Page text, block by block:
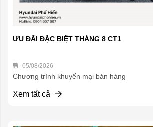
ƯU ĐÃI ĐẶC BIỆT THÁNG 8 CT1
05/08/2026
Chương trình khuyến mại bán hàng
Xem tất cả